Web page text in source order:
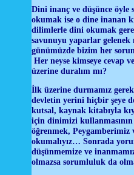
Dini inanç ve düşünce öyle
okumak ise o dine inanan
dilimlerle dini okumak
savunuyu yaparlar
günümüzde bizim her
Her neyse kimseye cevap
üzerine duralım mı?
İlk üzerine durmamız
devletin yerini hiçbir şeye
kutsal, kaynak kitabıyla
için dinimizi
öğrenmek, Peygamberimiz
okumalıyız… Sonrada
düşünmemize ve
olmazsa sorumluluk da